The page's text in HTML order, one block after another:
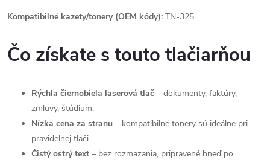
Kompatibilné kazety/tonery (OEM kódy): TN-325
Čo získate s touto tlačiarňou
Rýchla čiernobiela laserová tlač – dokumenty, faktúry,
zmluvy, štúdium.
Nízka cena za stranu – kompatibilné tonery sú ideálne pri
pravidelnej tlači.
Čistý ostrý text – bez rozmazania, pripravené hneď po